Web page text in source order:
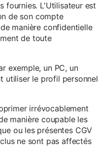
fournies. L'Utilisateur est
de son compte
manière confidentielle
de toute
exemple, un PC, un
utiliser le profil personnel
irrévocablement
manière coupable les
ou les présentes CGV
ne sont pas affectés